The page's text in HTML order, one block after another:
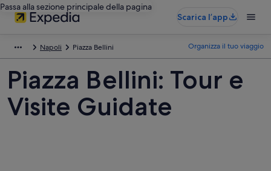
Passa alla sezione principale della pagina
Scarica l’app
Napoli Piazza Bellini Organizza il tuo viaggio
Piazza Bellini: Tour e
Visite Guidate